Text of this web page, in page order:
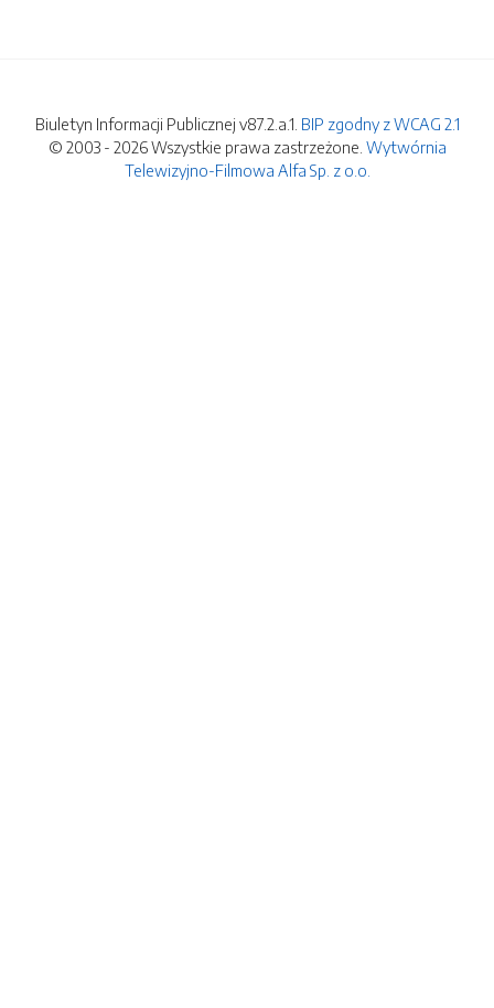
Biuletyn Informacji Publicznej v87.2.a.1. BIP zgodny z WCAG 2.1
© 2003 - 2026 Wszystkie prawa zastrzeżone. Wytwórnia
Telewizyjno-Filmowa Alfa Sp. z o.o.